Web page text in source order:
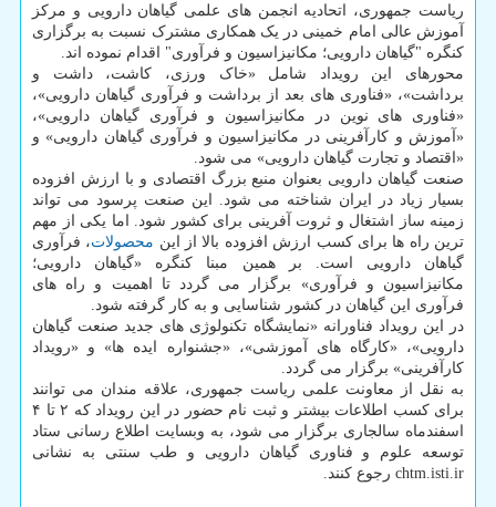
ریاست جمهوری، اتحادیه انجمن های علمی گیاهان دارویی و مرکز
آموزش عالی امام خمینی در یک همکاری مشترک نسبت به برگزاری
کنگره "گیاهان دارویی؛ مکانیزاسیون و فرآوری" اقدام نموده اند.
محورهای این رویداد شامل «خاک ورزی، کاشت، داشت و
برداشت»، «فناوری های بعد از برداشت و فرآوری گیاهان دارویی»،
«فناوری های نوین در مکانیزاسیون و فرآوری گیاهان دارویی»،
«آموزش و کارآفرینی در مکانیزاسیون و فرآوری گیاهان دارویی» و
«اقتصاد و تجارت گیاهان دارویی» می شود.
صنعت گیاهان دارویی بعنوان منبع بزرگ اقتصادی و با ارزش افزوده
بسیار زیاد در ایران شناخته می شود. این صنعت پرسود می تواند
زمینه ساز اشتغال و ثروت آفرینی برای کشور شود. اما یکی از مهم
ترین راه ها برای کسب ارزش افزوده بالا از این محصولات، فرآوری
گیاهان دارویی است. بر همین مبنا کنگره «گیاهان دارویی؛
مکانیزاسیون و فرآوری» برگزار می گردد تا اهمیت و راه های
فرآوری این گیاهان در کشور شناسایی و به کار گرفته شود.
در این رویداد فناورانه «نمایشگاه تکنولوژی های جدید صنعت گیاهان
دارویی»، «کارگاه های آموزشی»، «جشنواره ایده ها» و «رویداد
کارآفرینی» برگزار می گردد.
به نقل از معاونت علمی ریاست جمهوری، علاقه مندان می توانند
برای کسب اطلاعات بیشتر و ثبت نام حضور در این رویداد که ۲ تا ۴
اسفندماه سالجاری برگزار می شود، به وبسایت اطلاع رسانی ستاد
توسعه علوم و فناوری گیاهان دارویی و طب سنتی به نشانی
chtm.isti.ir رجوع کنند.